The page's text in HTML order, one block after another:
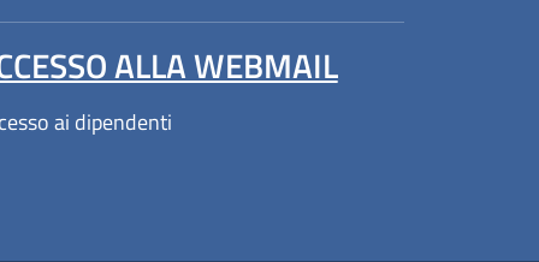
ALLA WEBMAIL(APRE IN
ai dipendenti